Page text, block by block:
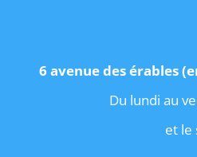
6 avenue des érables
Du lundi au
et le